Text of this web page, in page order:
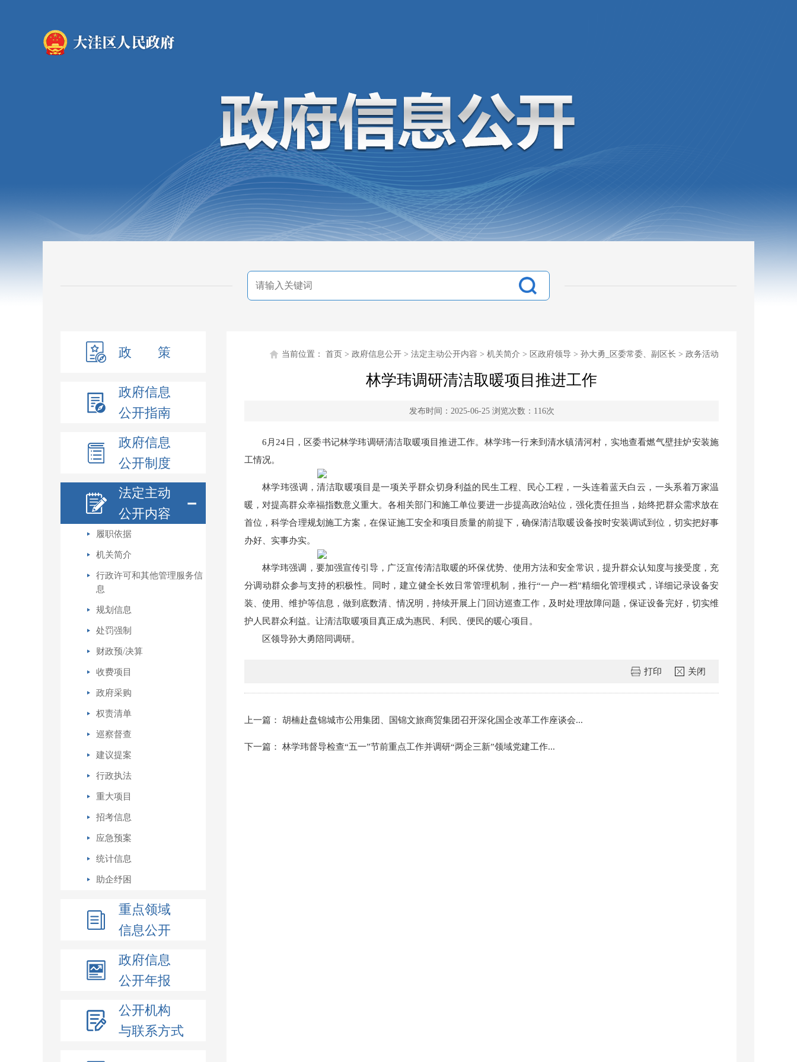
政 策
政府信息
公开指南
政府信息
公开制度
法定主动
公开内容
－
履职依据
机关简介
行政许可和其他管理服务信
息
规划信息
处罚强制
财政预/决算
收费项目
政府采购
权责清单
巡察督查
建议提案
行政执法
重大项目
招考信息
应急预案
统计信息
助企纾困
重点领域
信息公开
政府信息
公开年报
公开机构
与联系方式
当前位置： 首页 > 政府信息公开 > 法定主动公开内容 > 机关简介 > 区政府领导 > 孙大勇_区委常委、副区长 > 政务活动
林学玮调研清洁取暖项目推进工作
发布时间：2025-06-25 浏览次数： 116次
6月24日，区委书记林学玮调研清洁取暖项目推进工作。林学玮一行来到清水镇清河村，实地查看燃气壁挂炉安装施
工情况。
林学玮强调，清洁取暖项目是一项关乎群众切身利益的民生工程、民心工程，一头连着蓝天白云，一头系着万家温
暖，对提高群众幸福指数意义重大。各相关部门和施工单位要进一步提高政治站位，强化责任担当，始终把群众需求放在
首位，科学合理规划施工方案，在保证施工安全和项目质量的前提下，确保清洁取暖设备按时安装调试到位，切实把好事
办好、实事办实。
林学玮强调，要加强宣传引导，广泛宣传清洁取暖的环保优势、使用方法和安全常识，提升群众认知度与接受度，充
分调动群众参与支持的积极性。同时，建立健全长效日常管理机制，推行“一户一档”精细化管理模式，详细记录设备安
装、使用、维护等信息，做到底数清、情况明，持续开展上门回访巡查工作，及时处理故障问题，保证设备完好，切实维
护人民群众利益。让清洁取暖项目真正成为惠民、利民、便民的暖心项目。
区领导孙大勇陪同调研。
打印 关闭
上一篇： 胡楠赴盘锦城市公用集团、国锦文旅商贸集团召开深化国企改革工作座谈会...
下一篇： 林学玮督导检查“五一”节前重点工作并调研“两企三新”领域党建工作...